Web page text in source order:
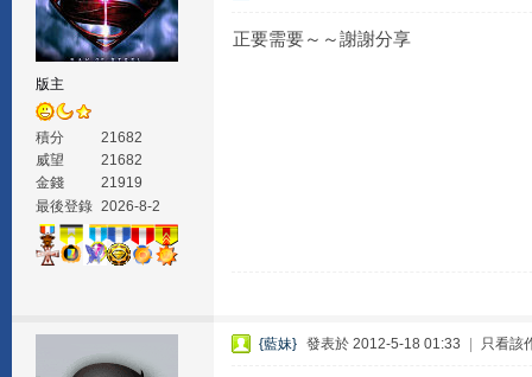
版主
積分
21682
威望
21682
金錢
21919
最後登錄 2026-8-2
正要需要～～謝謝分享
{藍妹} 發表於 2012-5-18 01:33 只看該